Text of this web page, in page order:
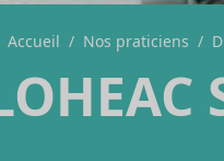
Accueil / Nos praticiens /